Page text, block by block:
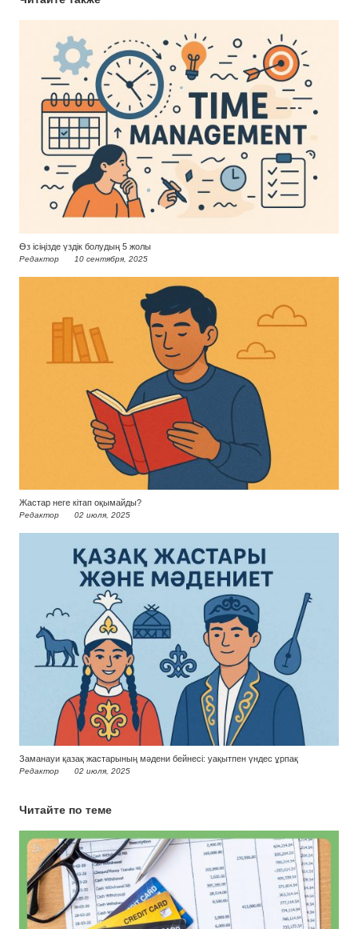
Өз ісіңізде үздік болудың 5 жолы
Редактор 10 сентября, 2025
Жастар неге кітап оқымайды?
Редактор 02 июля, 2025
Заманауи қазақ жастарының мәдени бейнесі: уақытпен үндес ұрпақ
Редактор 02 июля, 2025
Читайте по теме